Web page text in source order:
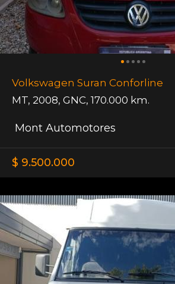
Volkswagen Suran Conforline
MT, 2008, GNC, 170.000 km.
Mont Automotores
$ 9.500.000